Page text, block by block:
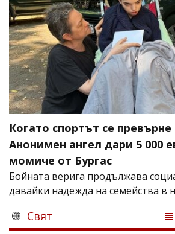
Когато спортът се
Анонимен ангел дари 5 000
момиче от Бургас
Бойната верига продължава
давайки надежда на семейства в
Свят